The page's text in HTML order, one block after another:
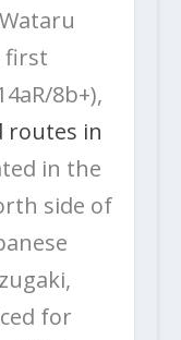
first
8b+),
routes in
in the
side of
for